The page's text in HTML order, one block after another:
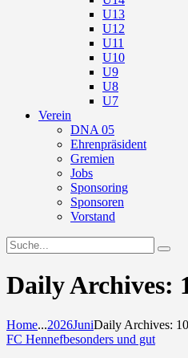
U13
U12
U11
U10
U9
U8
U7
Verein
DNA 05
Ehrenpräsident
Gremien
Jobs
Sponsoring
Sponsoren
Vorstand
Daily Archives:
Home...2026JuniDaily Archives:
FC Hennefbesonders und gut